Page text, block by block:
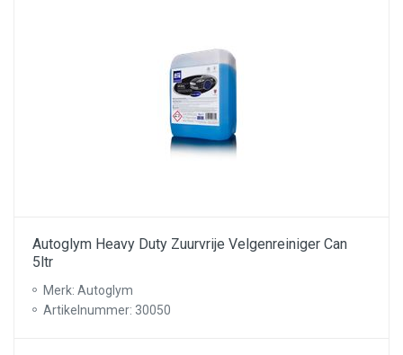
Autoglym Heavy Duty Zuurvrije Velgenreiniger Can
5ltr
Merk: Autoglym
Artikelnummer: 30050